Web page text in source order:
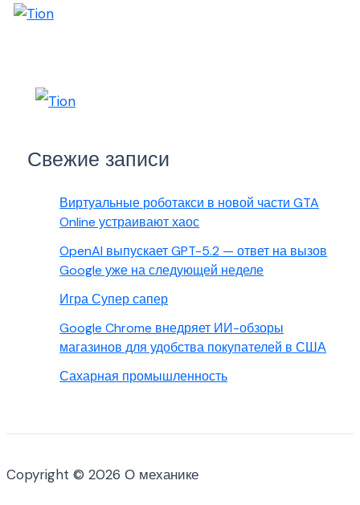
Свежие записи
Виртуальные роботакси в новой части GTA
Online устраивают хаос
OpenAI выпускает GPT-5.2 — ответ на вызов
Google уже на следующей неделе
Игра Супер сапер
Google Chrome внедряет ИИ-обзоры
магазинов для удобства покупателей в США
Сахарная промышленность
Copyright © 2026 О механике